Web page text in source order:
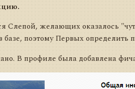
Слепой, желающих оказалось
поэтому Первых определить
В профиле была добавлена